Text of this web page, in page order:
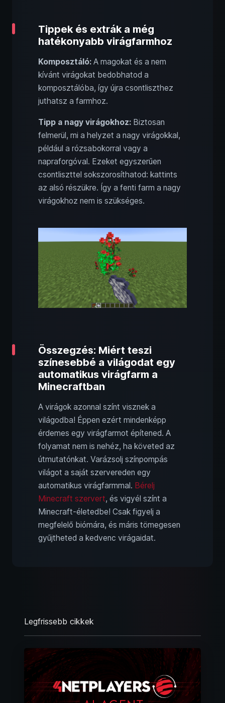
Tippek és extrák a még
hatékonyabb virágfarmhoz
Komposztáló: A magokat és a nem
kívánt virágokat bedobhatod a
komposztálóba, így újra csontliszthez
juthatsz a farmhoz.
Tipp a nagy virágokhoz: Biztosan
felmerül, mi a helyzet a nagy virágokkal,
például a rózsabokorral vagy a
napraforgóval. Ezeket egyszerűen
csontliszttel sokszorosíthatod: kattints
az alsó részükre. Így a fenti farm a nagy
virágokhoz nem is szükséges.
Összegzés: Miért teszi
színesebbé a világodat egy
automatikus virágfarm a
Minecraftban
A virágok azonnal színt visznek a
világodba! Éppen ezért mindenképp
érdemes egy virágfarmot építened. A
folyamat nem is nehéz, ha követed az
útmutatónkat. Varázsolj színpompás
világot a saját szervereden egy
automatikus virágfarmmal. Bérelj
Minecraft szervert, és vigyél színt a
Minecraft-életedbe! Csak figyelj a
megfelelő biómára, és máris tömegesen
gyűjtheted a kedvenc virágaidat.
Legfrissebb cikkek